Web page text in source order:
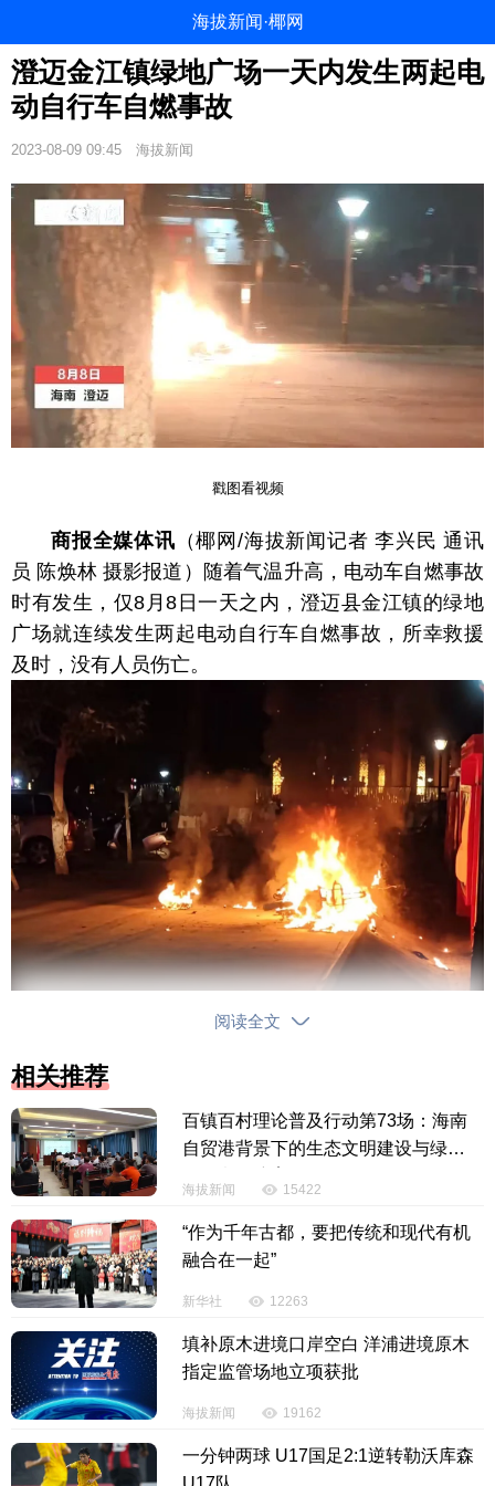
海拔新闻·椰网
澄迈金江镇绿地广场一天内发生两起电
动自行车自燃事故
2023-08-09 09:45 海拔新闻
戳图看视频
商报全媒体讯 （椰网/海拔新闻记者 李兴民 通讯
员 陈焕林 摄影报道）随着气温升高，电动车自燃事故
时有发生，仅8月8日一天之内，澄迈县金江镇的绿地
广场就连续发生两起电动自行车自燃事故，所幸救援
及时，没有人员伤亡。
据了解，一起事故发生在8日11时40分，金江镇绿
地广场路边一辆电动自行车骑行途中起火，经过交警
和消防的合力救援，5分钟后火情被扑灭，现场无人员
被困，无人员伤亡。此外，当日19时52分，金江镇绿
地广场又发生一起电动自行车自燃事故，救援人员到
达现场后，经过十分钟不间断地扑救，明火被成功扑
灭，现场无人员受伤。
阅读全文
相关推荐
百镇百村理论普及行动第73场：海南
自贸港背景下的生态文明建设与绿色
海拔新闻 15422
“作为千年古都，要把传统和现代有机
融合在一起”
新华社 12263
填补原木进境口岸空白 洋浦进境原木
指定监管场地立项获批
海拔新闻 19162
一分钟两球 U17国足2:1逆转勒沃库森